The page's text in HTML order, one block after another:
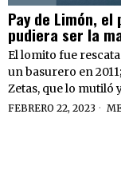
Pay de Limón,
pudiera ser la
El lomito fue
un basurero en
Zetas, que lo mutiló
FEBRERO 22, 2023